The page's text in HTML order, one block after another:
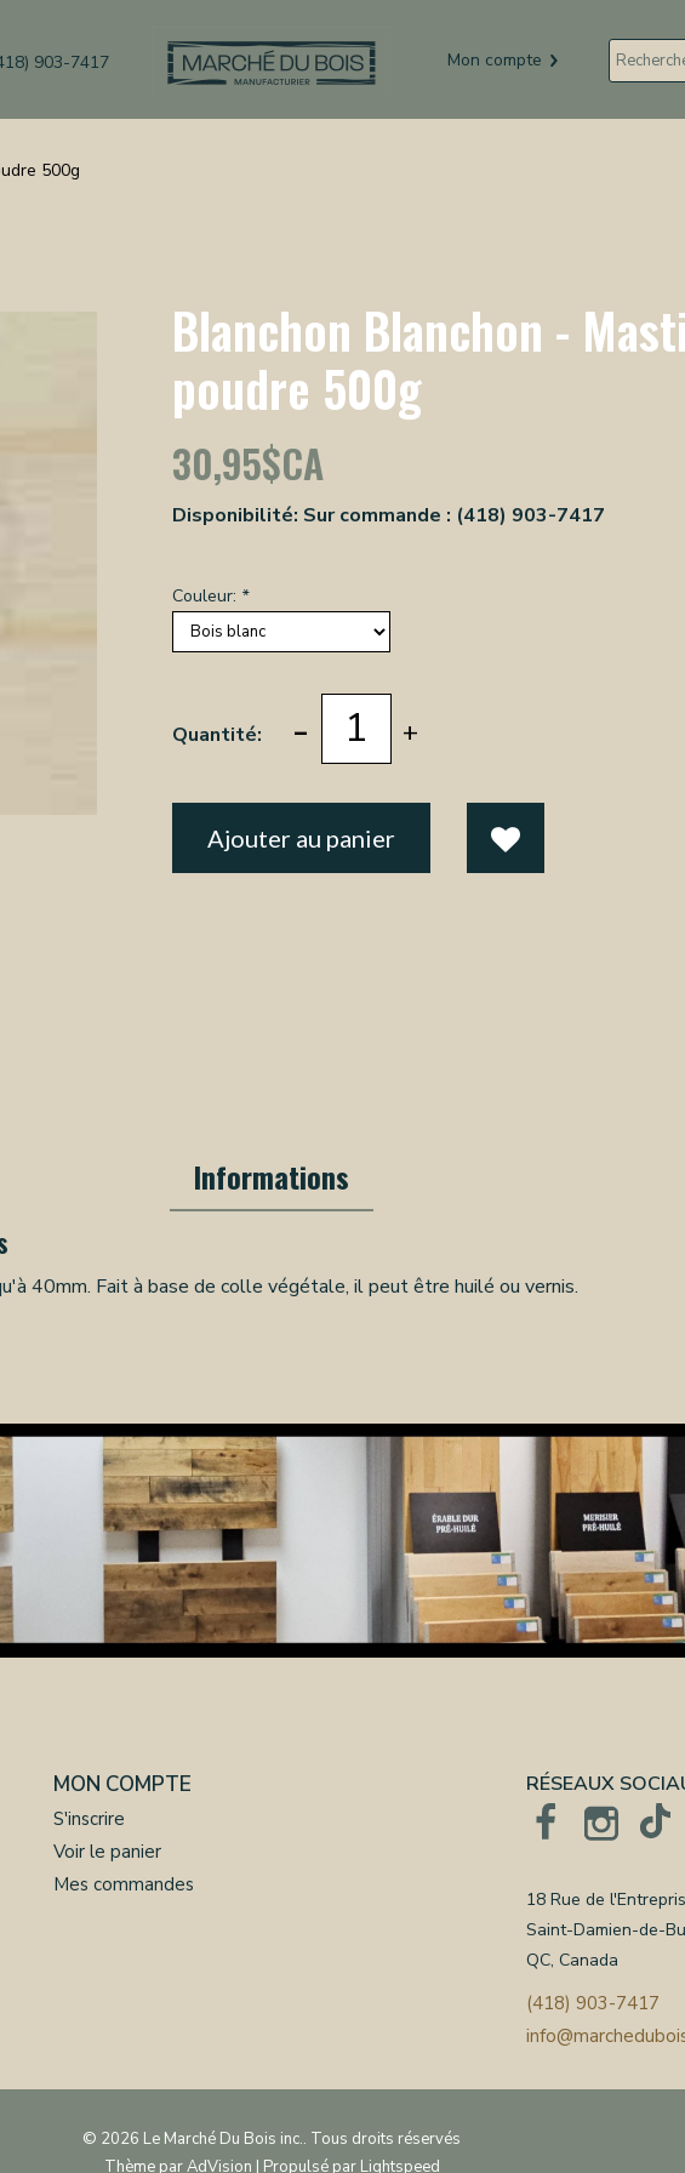
903-7417 Mon compte
500g
Blanchon Blanchon -
poudre 500g
30,95$CA
Disponibilité: Sur commande : (418) 903-7417
Couleur: *
Quantité: - +
Ajouter au panier
Informations
40mm. Fait à base de colle végétale, il peut être huilé ou vernis.
MON COMPTE
S'inscrire
Voir le panier
Mes commandes
RÉSEAUX
18 Rue de
Saint-Damien-de-
QC, Canada
(418) 903-7417
© 2026 Le Marché Du Bois inc.. Tous droits réservés
Thème parAdVision | Propulsé par Lightspeed